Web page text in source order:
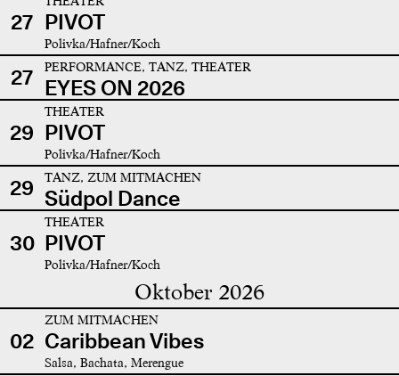
27 PIVOT
Polivka/Hafner/Koch
27 PERFORMANCE, TANZ, THEATER
EYES ON 2026
29
THEATER
PIVOT
Polivka/Hafner/Koch
29 TANZ, ZUM MITMACHEN
Südpol Dance
30
THEATER
PIVOT
Polivka/Hafner/Koch
Oktober 2026
02
ZUM MITMACHEN
Caribbean Vibes
Salsa, Bachata, Merengue